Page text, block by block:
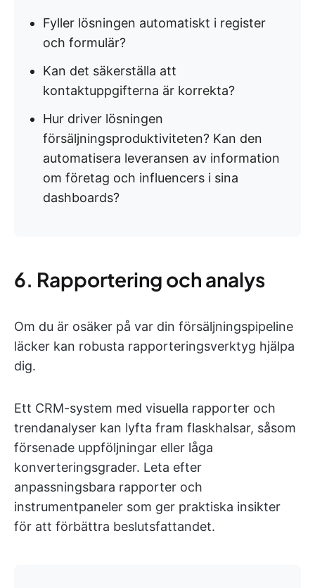
Fyller lösningen automatiskt i register
och formulär?
Kan det säkerställa att
kontaktuppgifterna är korrekta?
Hur driver lösningen
försäljningsproduktiviteten? Kan den
automatisera leveransen av information
om företag och influencers i sina
dashboards?
6. Rapportering och analys
Om du är osäker på var din försäljningspipeline
läcker kan robusta rapporteringsverktyg hjälpa
dig.
Ett CRM-system med visuella rapporter och
trendanalyser kan lyfta fram flaskhalsar, såsom
försenade uppföljningar eller låga
konverteringsgrader. Leta efter
anpassningsbara rapporter och
instrumentpaneler som ger praktiska insikter
för att förbättra beslutsfattandet.